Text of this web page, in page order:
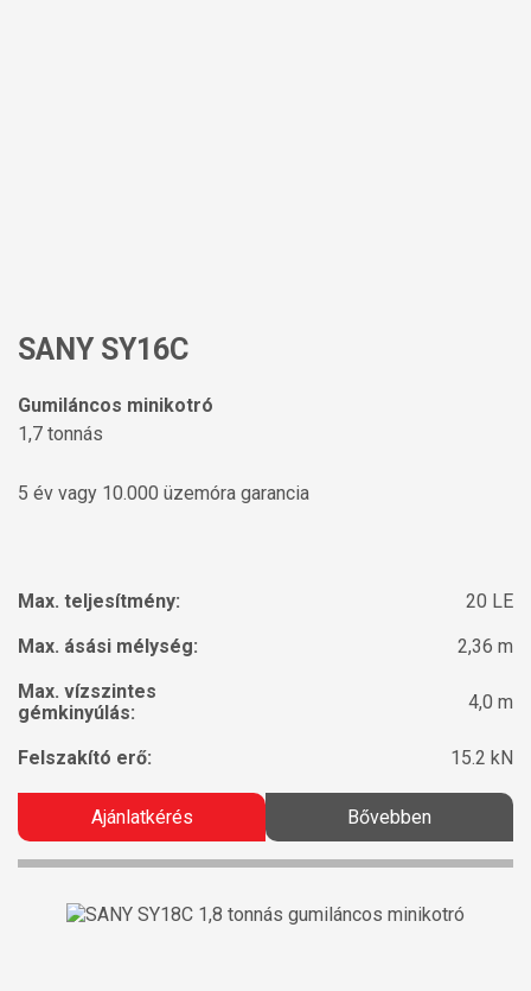
SANY SY16C
Gumiláncos minikotró
1,7 tonnás
5 év vagy 10.000 üzemóra garancia
Max. teljesítmény:
20 LE
Max. ásási mélység:
2,36 m
Max. vízszintes
gémkinyúlás:
4,0 m
Felszakító erő: 15.2 kN
Ajánlatkérés Bővebben